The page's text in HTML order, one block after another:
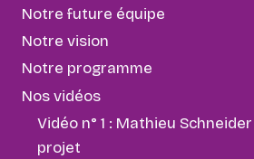
Notre future équipe
Notre vision
Notre programme
Nos vidéos
Vidéo n° 1 : Mathieu
projet